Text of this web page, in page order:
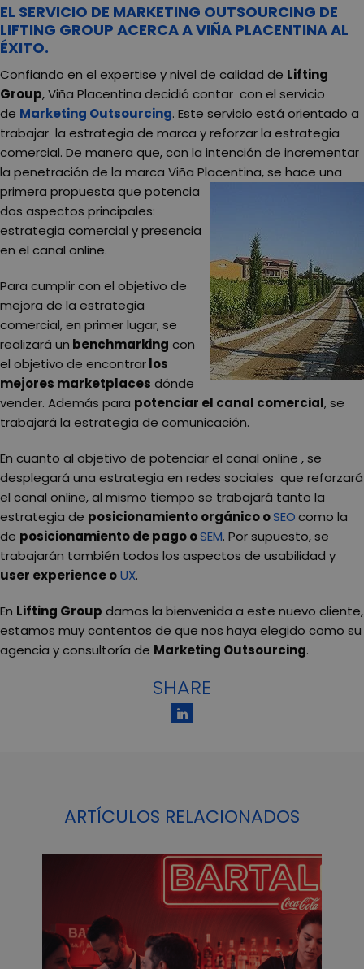
EL SERVICIO DE MARKETING OUTSOURCING DE
LIFTING GROUP ACERCA A VIÑA PLACENTINA AL
ÉXITO.
Confiando en el expertise y nivel de calidad de Lifting
Group, Viña Placentina decidió contar con el servicio
de Marketing Outsourcing. Este servicio está orientado a
trabajar la estrategia de marca y reforzar la estrategia
comercial. De manera que, con la intención de incrementar
la penetración de la marca Viña Placentina, se hace una
primera propuesta que potencia
dos aspectos principales:
estrategia comercial y presencia
en el canal online.
Para cumplir con el objetivo de
mejora de la estrategia
comercial, en primer lugar, se
realizará un benchmarking con
el objetivo de encontrarlos
mejores marketplaces dónde
vender. Además para potenciar el canal comercial, se
trabajará la estrategia de comunicación.
En cuanto al objetivo de potenciar el canal online , se
desplegará una estrategia en redes sociales que reforzará
el canal online, al mismo tiempo se trabajará tanto la
estrategia de posicionamiento orgánico oSEOcomo la
de posicionamiento de pago oSEM. Por supuesto, se
trabajarán también todos los aspectos de usabilidad y
user experience oUX.
En Lifting Group damos la bienvenida a este nuevo cliente,
estamos muy contentos de que nos haya elegido como su
agencia y consultoría de Marketing Outsourcing.
SHARE
ARTÍCULOS RELACIONADOS